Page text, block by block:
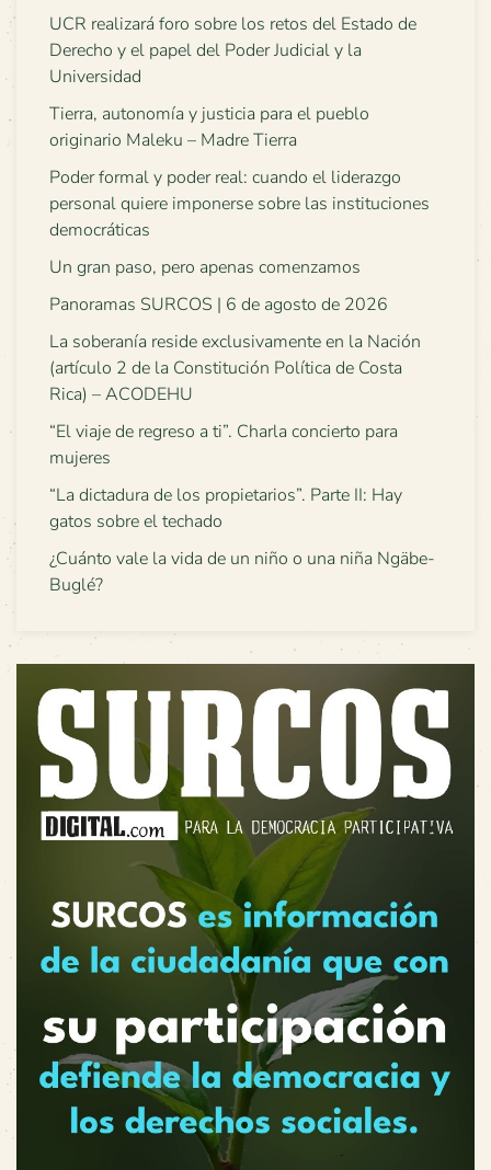
UCR realizará foro sobre los retos del Estado de
Derecho y el papel del Poder Judicial y la
Universidad
Tierra, autonomía y justicia para el pueblo
originario Maleku – Madre Tierra
Poder formal y poder real: cuando el liderazgo
personal quiere imponerse sobre las instituciones
democráticas
Un gran paso, pero apenas comenzamos
Panoramas SURCOS | 6 de agosto de 2026
La soberanía reside exclusivamente en la Nación
(artículo 2 de la Constitución Política de Costa
Rica) – ACODEHU
“El viaje de regreso a ti”. Charla concierto para
mujeres
“La dictadura de los propietarios”. Parte II: Hay
gatos sobre el techado
¿Cuánto vale la vida de un niño o una niña Ngäbe-
Buglé?